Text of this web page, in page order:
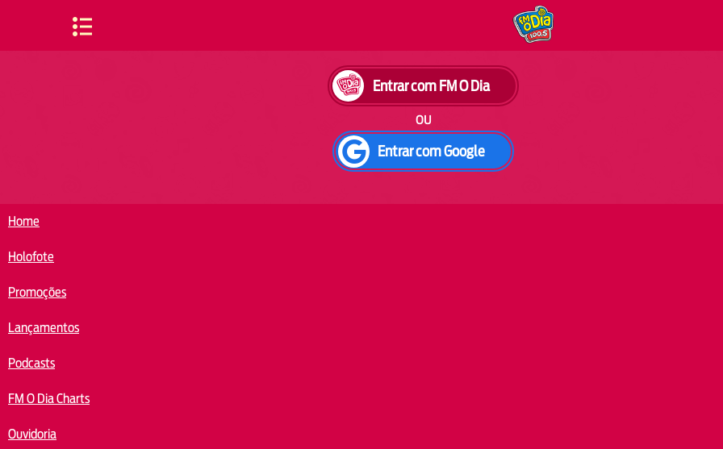
Entrar com FM O Dia
ou
Entrar com Google
Home
Holofote
Promoções
Lançamentos
Podcasts
FM O Dia Charts
Ouvidoria